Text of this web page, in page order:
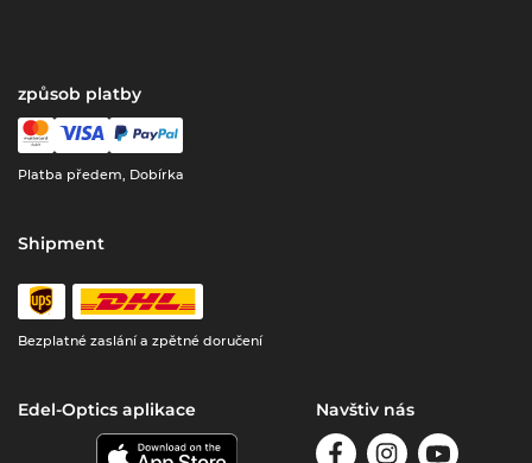
způsob platby
Platba předem, Dobírka
Shipment
Bezplatné zaslání a zpětné doručení
Edel-Optics aplikace Navštiv nás